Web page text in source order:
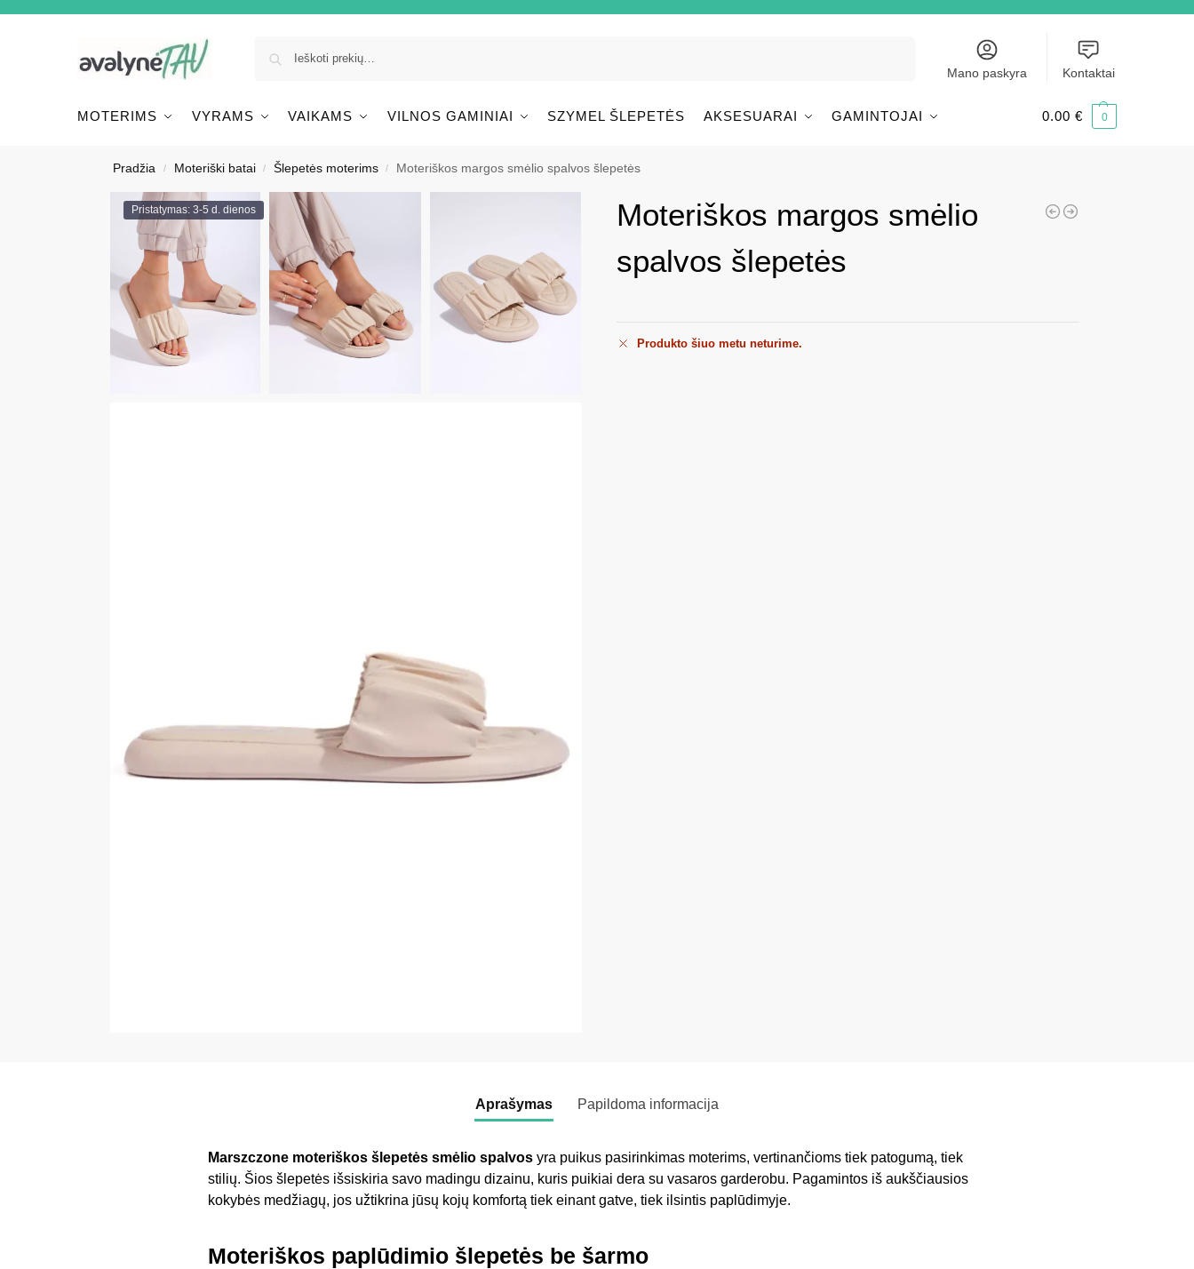
Mano paskyra Kontaktai
MOTERIMS VYRAMS VAIKAMS VILNOS GAMINIAI SZYMEL ŠLEPETĖS AKSESUARAI GAMINTOJAI 0.00 € 0
Pradžia / Moteriški batai / Šlepetės moterims / Moteriškos margos smėlio spalvos šlepetės
Pristatymas: 3-5 d. dienos
Moteriškos margos smėlio
spalvos šlepetės
Produkto šiuo metu neturime.
Aprašymas Papildoma informacija
Marszczone moteriškos šlepetės smėlio spalvosyra puikus pasirinkimas moterims, vertinančioms tiek patogumą, tiek
stilių. Šios šlepetės išsiskiria savo madingu dizainu, kuris puikiai dera su vasaros garderobu. Pagamintos iš aukščiausios
kokybės medžiagų, jos užtikrina jūsų kojų komfortą tiek einant gatve, tiek ilsintis paplūdimyje.
Moteriškos paplūdimio šlepetės be šarmo